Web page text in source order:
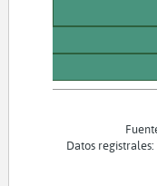
Datos registrales: